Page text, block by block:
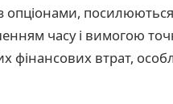
опціонами,
часу і вимогою
фінансових втрат,